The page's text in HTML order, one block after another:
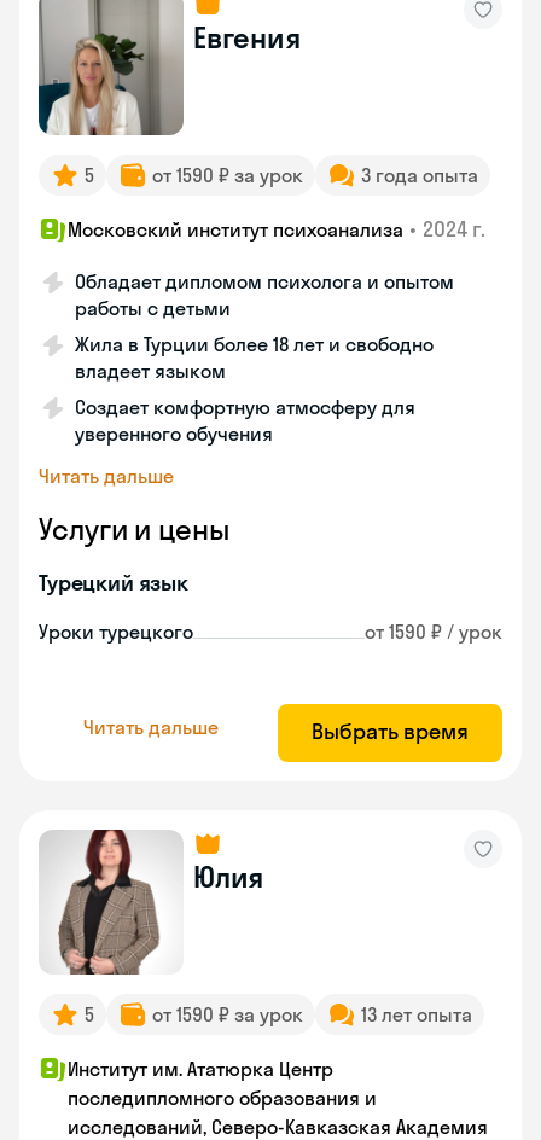
Евгения
5 от 1590 ₽ за урок 3 года опыта
Московский институт психоанализа • 2024 г.
Обладает дипломом психолога и опытом
работы с детьми
Жила в Турции более 18 лет и свободно
владеет языком
Создает комфортную атмосферу для
уверенного обучения
Читать дальше
Услуги и цены
Турецкий язык
Уроки турецкого от 1590 ₽ / урок
Читать дальше Выбрать время
Юлия
5 от 1590 ₽ за урок 13 лет опыта
Институт им. Ататюрка Центр
последипломного образования и
исследований, Северо-Кавказская Академия